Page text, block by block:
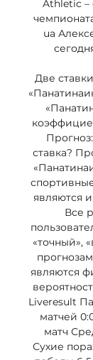
Athletic –
ua
Две
ставка?
являются
Все
«точный»,
являются
Liveresult
матчей
матч
Сухие